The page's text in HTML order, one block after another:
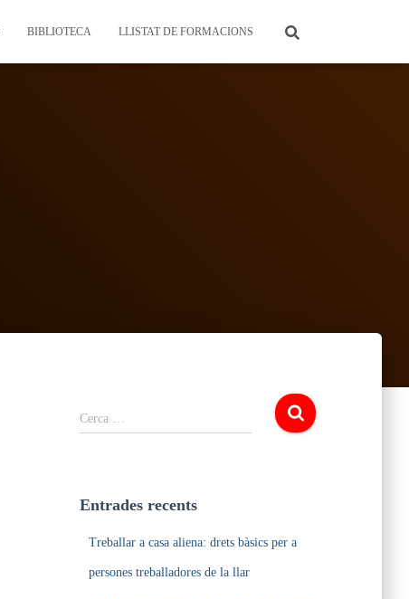
BIBLIOTECA LLISTAT DE FORMACIONS
C
e
:
Cerca …
Entrades recents
Treballar a casa aliena: drets bàsics per a
persones treballadores de la llar